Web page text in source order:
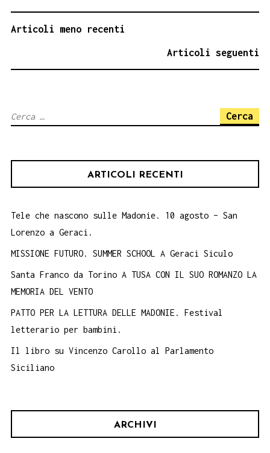
NAVIGAZIONE
Articoli meno recenti
Articoli seguenti
Ricerca
ARTICOLI RECENTI
Tele che nascono sulle Madonie. 10 agosto – San
Lorenzo a Geraci.
MISSIONE FUTURO. SUMMER SCHOOL A Geraci Siculo
Santa Franco da Torino A TUSA CON IL SUO ROMANZO LA
MEMORIA DEL VENTO
PATTO PER LA LETTURA DELLE MADONIE. Festival
letterario per bambini.
Il libro su Vincenzo Carollo al Parlamento
Siciliano
ARCHIVI